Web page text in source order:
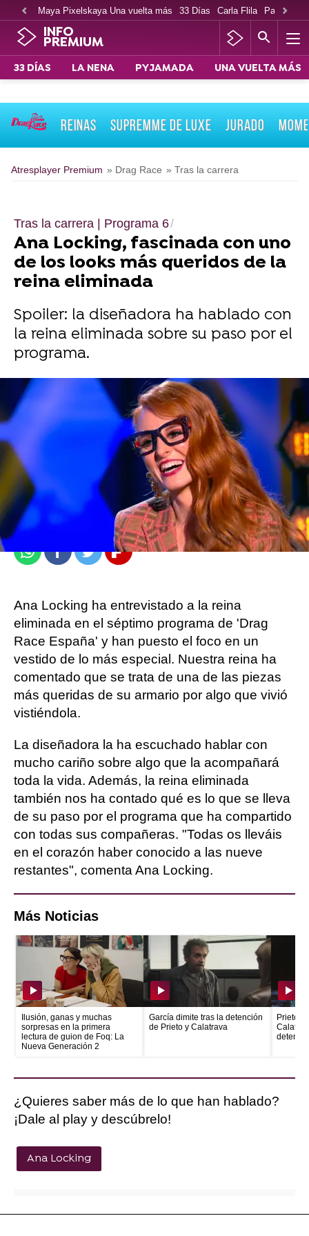
Maya Pixelskaya Una vuelta más 33 Días Carla Flila Paco
INFO
PREMIUM
33 DÍAS LA NENA PYJAMADA UNA VUELTA MÁS
REINAS SUPREMME DE LUXE JURADO
Atresplayer Premium » Drag Race » Tras la carrera
Tras la carrera | Programa 6
Ana Locking, fascinada con uno
de los looks más queridos de la
reina eliminada
Spoiler: la diseñadora ha hablado con
la reina eliminada sobre su paso por el
programa.
atresplayer
Madrid
Publicado: 11 de julio de 2021, 21:19
WhatsappFacebook
TwitterFlipboard
Ana Locking ha entrevistado a la reina
eliminada en el séptimo programa de 'Drag
Race España' y han puesto el foco en un
vestido de lo más especial. Nuestra reina ha
comentado que se trata de una de las piezas
más queridas de su armario por algo que vivió
vistiéndola.
La diseñadora la ha escuchado hablar con
mucho cariño sobre algo que la acompañará
toda la vida. Además, la reina eliminada
también nos ha contado qué es lo que se lleva
de su paso por el programa que ha compartido
con todas sus compañeras. "Todas os lleváis
en el corazón haber conocido a las nueve
restantes", comenta Ana Locking.
Más Noticias
Ilusión, ganas y muchas
sorpresas en la primera
lectura de guion de Foq: La
Nueva Generación 2
García dimite tras la detención
de Prieto y Calatrava
Prieto
¿Quieres saber más de lo que han hablado?
¡Dale al play y descúbrelo!
Ana Locking